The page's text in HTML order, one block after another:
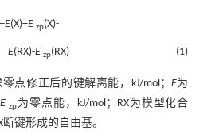
E(X)+E zp(X)-
E(RX)-E zp(RX) (1)
点修正后的键解离能，kJ/mol； E为
E zp为零点能，kJ/mol；RX为模型化合
键形成的自由基。